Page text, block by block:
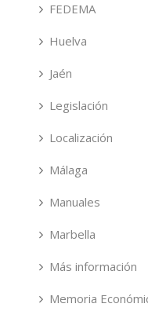
FEDEMA
Huelva
Jaén
Legislación
Localización
Málaga
Manuales
Marbella
Más información
Memoria